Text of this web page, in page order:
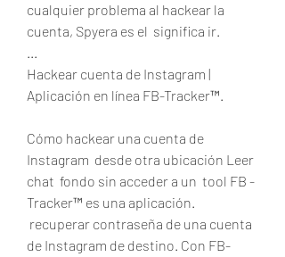
cualquier problema al hackear la
cuenta, Spyera es el  significa ir.
...
Hackear cuenta de Instagram |
Aplicación en línea FB-Tracker™.
Cómo hackear una cuenta de
Instagram  desde otra ubicación Leer
chat  fondo sin acceder a un  tool FB -
Tracker™ es una aplicación.
de Instagram de destino. Con FB-